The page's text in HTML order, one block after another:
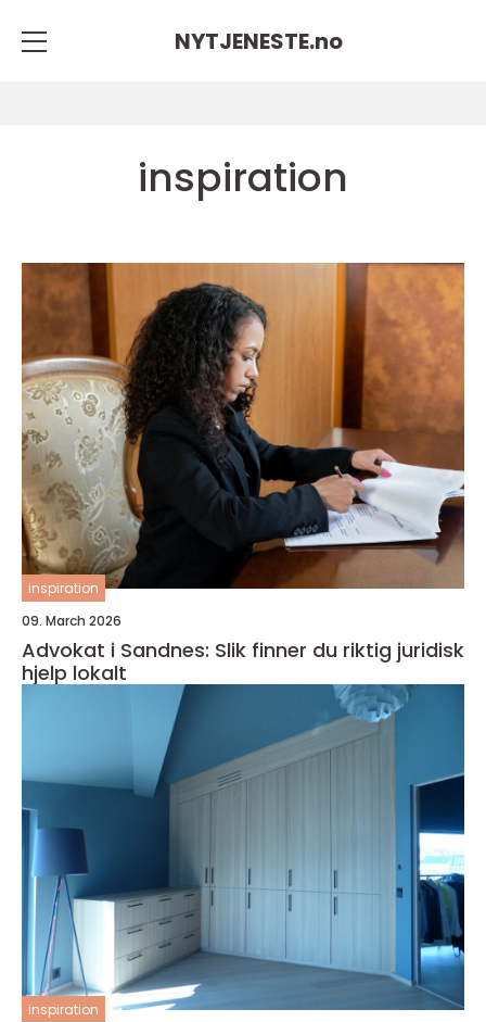
NYTJENESTE.no
inspiration
inspiration
09. March 2026
Advokat i Sandnes: Slik finner du riktig juridisk
hjelp lokalt
inspiration